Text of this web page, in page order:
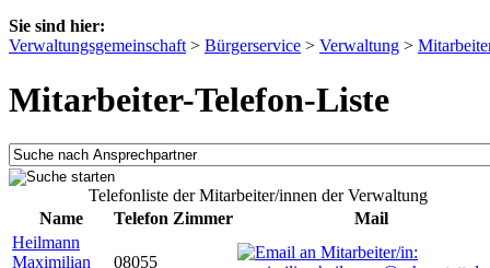
Sie sind hier:
Verwaltungsgemeinschaft > Bürgerservice > Verwaltung >
Mitarbeiter-Telefon-Liste
Telefonliste der Mitarbeiter/innen der Verwaltung
Name
Telefon Zimmer
Mail
Heilmann
Maximilian
08055